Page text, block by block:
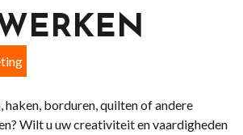
haken, borduren, quilten of andere
Wilt u uw creativiteit en vaardigheden